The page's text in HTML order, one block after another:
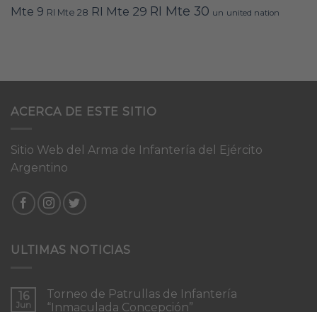
Mte 9 RI Mte 28 RI Mte 29 RI Mte 30 un united nation
ACERCA DE ESTE SITIO
Sitio Web del Arma de Infantería del Ejército
Argentino
ULTIMAS NOTICIAS
16
Jun
Torneo de Patrullas de Infantería
“Inmaculada Concepción”